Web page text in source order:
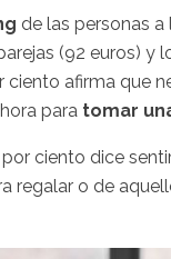
de las personas
(92 euros) y
afirma que
para tomar
ciento dice
regalar o de